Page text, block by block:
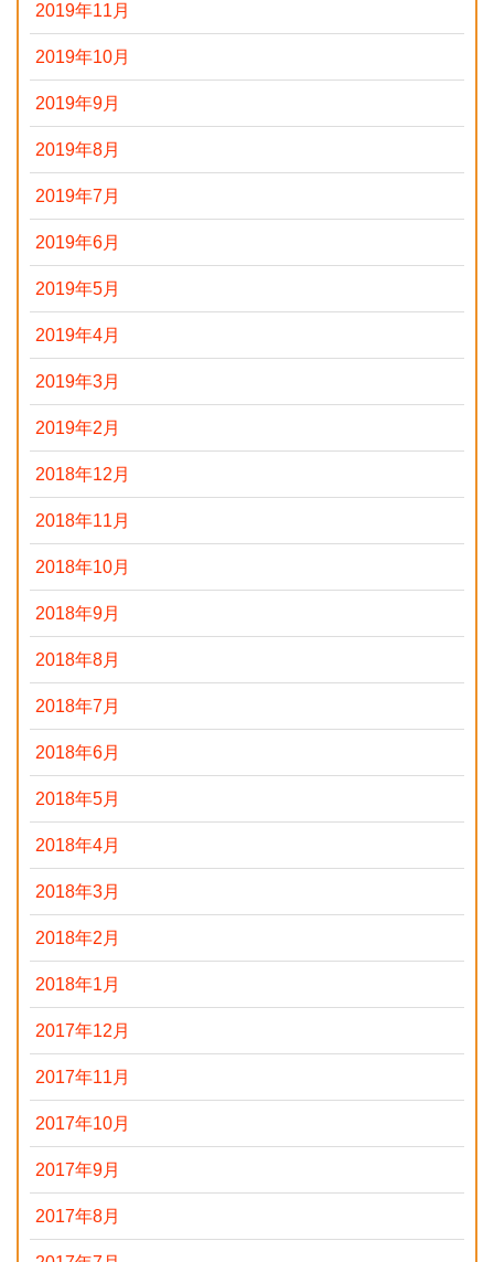
2019年11月
2019年10月
2019年9月
2019年8月
2019年7月
2019年6月
2019年5月
2019年4月
2019年3月
2019年2月
2018年12月
2018年11月
2018年10月
2018年9月
2018年8月
2018年7月
2018年6月
2018年5月
2018年4月
2018年3月
2018年2月
2018年1月
2017年12月
2017年11月
2017年10月
2017年9月
2017年8月